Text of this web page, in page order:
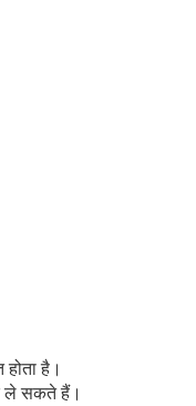
है।
ले सकते हैं।